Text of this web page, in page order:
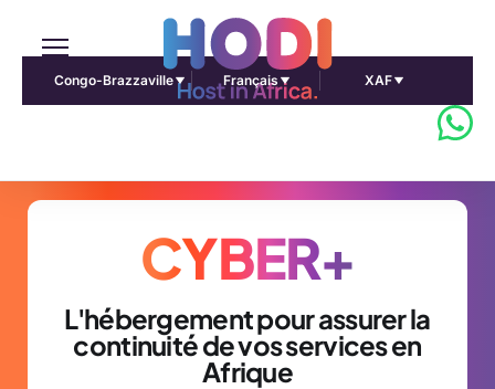
Congo-Brazzaville Français XAF
CYBER+
L'hébergement pour assurer la
continuité de vos services en
Afrique